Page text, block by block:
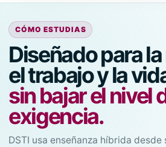
CÓMO ESTUDIAS
Diseñado para
el trabajo y la
sin bajar el nivel
exigencia.
DSTI usa enseñanza híbrida desde